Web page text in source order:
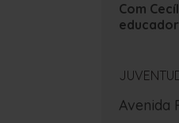
Com
Avenida